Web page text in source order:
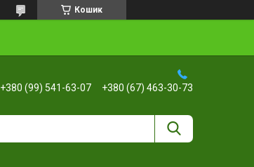
Кошик
+380 (99) 541-63-07 +380 (67) 463-30-73